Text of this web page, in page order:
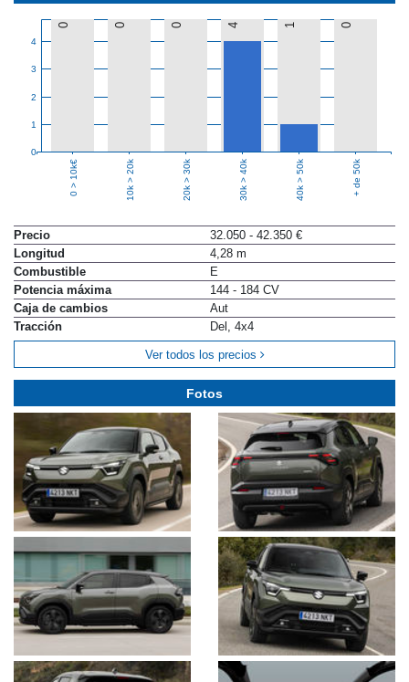
0
1
2
3
4
0 0 0 4 1 0
0 > 10k€ 10k > 20k 20k > 30k 30k > 40k 40k > 50k + de 50k
Precio
32.050 - 42.350 €
Longitud
4,28 m
Combustible
E
Potencia máxima
144 - 184 CV
Caja de cambios
Aut
Tracción
Del, 4x4
Ver todos los precios
Fotos